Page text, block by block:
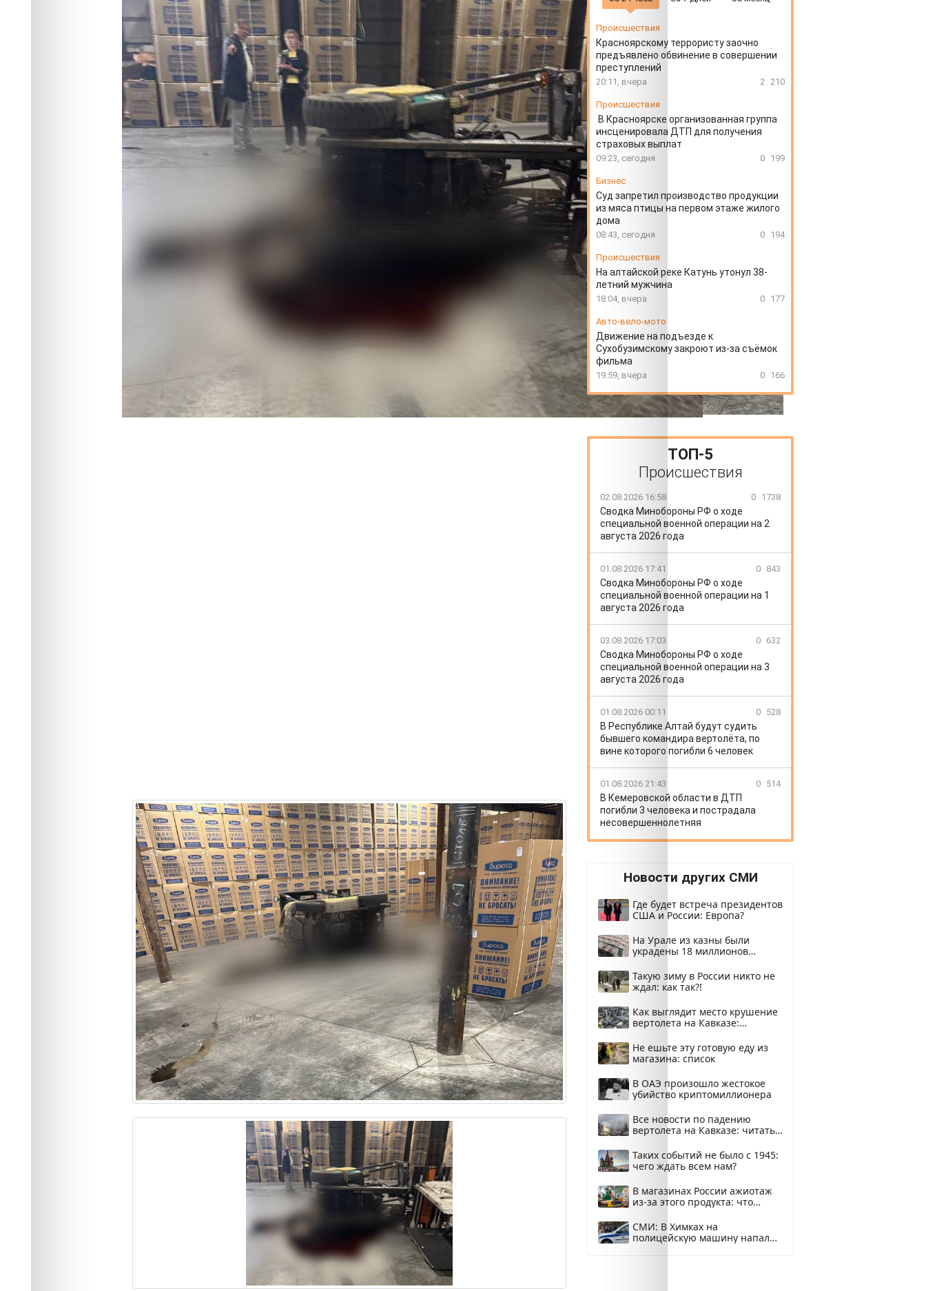
водитель погрузчика
Происшествия
28.08.2025 23:481284
Происшествия
Красноярскому террористу заочно
предъявлено обвинение в совершении
преступлений
20:11, вчера 2 210
Происшествия
В Красноярске организованная группа
инсценировала ДТП для получения
страховых выплат
09:23, сегодня 0 199
Бизнес
Суд запретил производство продукции
из мяса птицы на первом этаже жилого
дома
08:43, сегодня 0 194
Происшествия
На алтайской реке Катунь утонул 38-
летний мужчина
18:04, вчера 0 177
Авто-вело-мото
Движение на подъезде к
Сухобузимскому закроют из-за съёмок
фильма
19:59, вчера 0 166
ТОП-5
Происшествия
02.08.2026 16:58 0 1738
Сводка Минобороны РФ о ходе
специальной военной операции на 2
августа 2026 года
01.08.2026 17:41 0 843
Сводка Минобороны РФ о ходе
специальной военной операции на 1
августа 2026 года
03.08.2026 17:03 0 632
Сводка Минобороны РФ о ходе
специальной военной операции на 3
августа 2026 года
01.08.2026 00:11 0 528
В Республике Алтай будут судить
бывшего командира вертолёта, по
вине которого погибли 6 человек
01.08.2026 21:43 0 514
В Кемеровской области в ДТП
погибли 3 человека и пострадала
несовершеннолетняя
Новости других СМИ
Где будет встреча президентов
США и России: Европа?
На Урале из казны были
украдены 18 миллионов
Такую зиму в России никто не
ждал: как так?!
Как выглядит место крушение
вертолета на Кавказе:
Не ешьте эту готовую еду из
магазина: список
В ОАЭ произошло жестокое
убийство криптомиллионера
Все новости по падению
вертолета на Кавказе: читать
Таких событий не было с 1945:
чего ждать всем нам?
В магазинах России ажиотаж
из-за этого продукта: что
СМИ: В Химках на
полицейскую машину напали